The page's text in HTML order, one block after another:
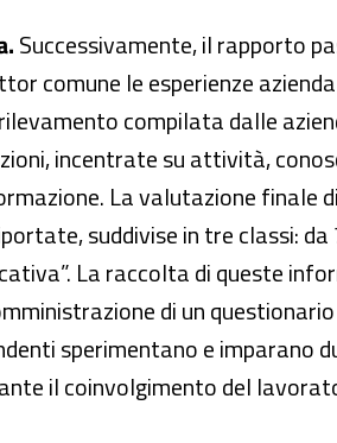
Successivamente, il rapporto
comune le esperienze
compilata dalle
incentrate su attività,
La valutazione finale
suddivise in tre classi:
La raccolta di queste
di un
sperimentano e
il coinvolgimento del